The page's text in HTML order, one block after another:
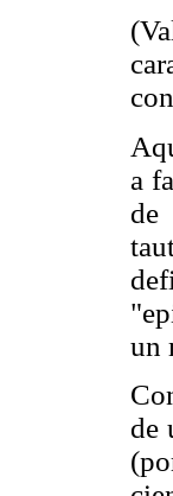
a
de
un
de